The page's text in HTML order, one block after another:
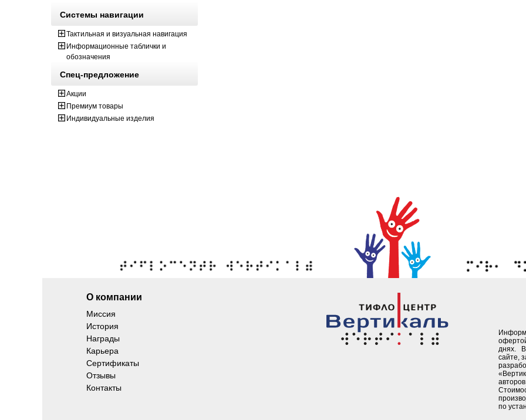
Системы навигации
Тактильная и визуальная навигация
Информационные таблички и
обозначения
Спец-предложение
Акции
Премиум товары
Индивидуальные изделия
О компании
Миссия
История
Награды
Карьера
Сертификаты
Отзывы
Контакты
днях.
сайте,
по